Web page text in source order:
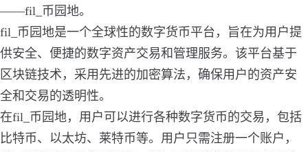
——fil_币园地。
fil_币园地是一个全球性的数字货币平台，旨在为用户提
供安全、便捷的数字资产交易和管理服务。该平台基于
区块链技术，采用先进的加密算法，确保用户的资产安
全和交易的透明性。
在fil_币园地，用户可以进行各种数字货币的交易，包括
比特币、以太坊、莱特币等。用户只需注册一个账户，